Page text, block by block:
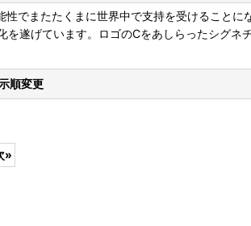
でまたたくまに世界中で支持を受けること
遂げています。ロゴのCをあしらったシグネ
順変更
»